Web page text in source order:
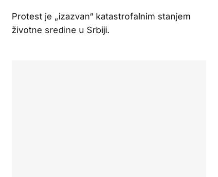
Protest je „izazvan“ katastrofalnim stanjem
životne sredine u Srbiji.